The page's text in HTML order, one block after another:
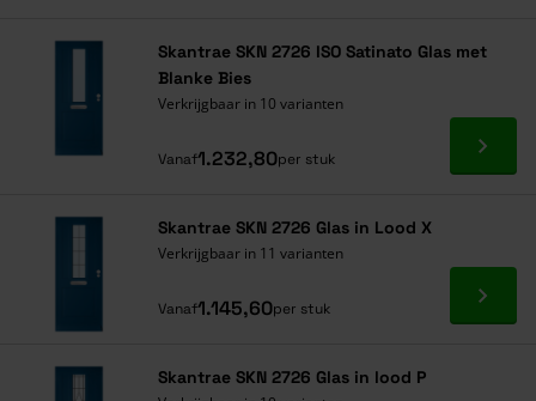
Skantrae SKN 2726 ISO Satinato Glas met
Blanke Bies
Verkrijgbaar in 10 varianten
Vanaf1.232,80per stuk Ga
Skantrae SKN 2726 Glas in Lood X
Verkrijgbaar in 11 varianten
Vanaf1.145,60per stuk Ga
Skantrae SKN 2726 Glas in lood P